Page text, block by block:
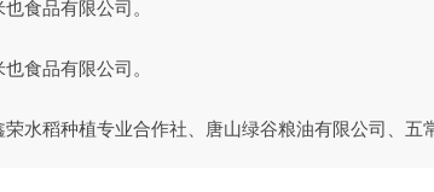
食品有限公司。
食品有限公司。
水稻种植专业合作社、唐山绿谷粮油有限公司、五